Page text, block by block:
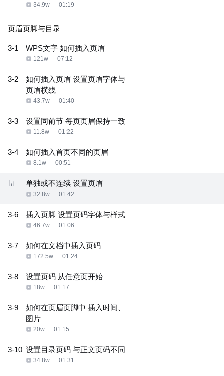
34.9w 01:19
页眉页脚与目录
3-1 WPS文字 如何插入页眉
121w 07:12
3-2
如何插入页眉 设置页眉字体与
页眉横线
43.7w 01:40
3-3 设置同前节 每页页眉保持一致
11.8w 01:22
3-4 如何插入首页不同的页眉
8.1w 00:51
单独或不连续 设置页眉
32.8w 01:42
3-6 插入页脚 设置页码字体与样式
46.7w 01:06
3-7 如何在文档中插入页码
172.5w 01:24
3-8 设置页码 从任意页开始
18w 01:17
3-9
如何在页眉页脚中 插入时间、
图片
20w 01:15
3-10 设置目录页码 与正文页码不同
34.8w 01:31